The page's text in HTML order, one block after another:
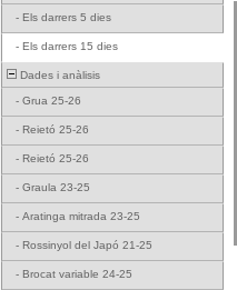
- Els darrers 5 dies
- Els darrers 15 dies
Dades i anàlisis
- Grua 25-26
- Reietó 25-26
- Reietó 25-26
- Graula 23-25
- Aratinga mitrada 23-25
- Rossinyol del Japó 21-25
- Brocat variable 24-25